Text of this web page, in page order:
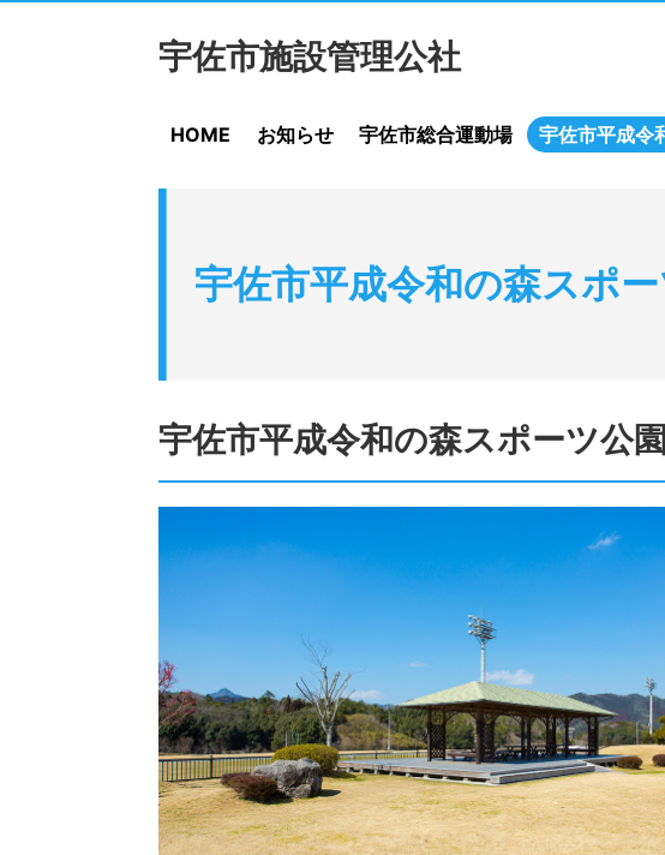
宇佐市施設管理公社
HOME お知らせ 宇佐市総合運動場 宇佐市平成令
宇佐市平成令和の森スポ
宇佐市平成令和の森スポーツ公園